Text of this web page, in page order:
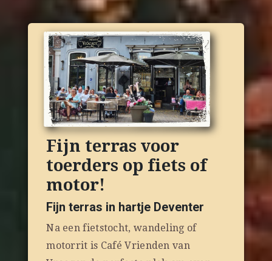
Fijn terras voor
toerders op fiets of
motor!
Fijn terras in hartje Deventer
Na een fietstocht, wandeling of
motorrit is Café Vrienden van